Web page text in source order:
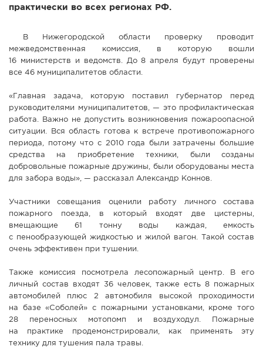
практически во всех регионах РФ.
В Нижегородской области проверку проводит
межведомственная комиссия, в которую вошли
16 министерств и ведомств. До 8 апреля будут проверены
все 46 муниципалитетов области.
«Главная задача, которую поставил губернатор перед
руководителями муниципалитетов, — это профилактическая
работа. Важно не допустить возникновения пожароопасной
ситуации. Вся область готова к встрече противопожарного
периода, потому что с 2010 года были затрачены большие
средства на приобретение техники, были созданы
добровольные пожарные дружины, были оборудованы места
для забора воды», — рассказал Александр Коннов.
Участники совещания оценили работу личного состава
пожарного поезда, в который входят две цистерны,
вмещающие 61 тонну воды каждая, емкость
с пенообразующей жидкостью и жилой вагон. Такой состав
очень эффективен при тушении.
Также комиссия посмотрела лесопожарный центр. В его
личный состав входят 36 человек, также есть 8 пожарных
автомобилей плюс 2 автомобиля высокой проходимости
на базе «Соболей» с пожарными установками, кроме того
28 переносных мотопомп и воздуходул. Пожарные
на практике продемонстрировали, как применять эту
технику для тушения пала травы.